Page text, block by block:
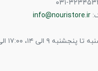
info@nouristore.ir
۹ الی ۱۴، ۱۷:۰۰ الی ۲۱:۳۰